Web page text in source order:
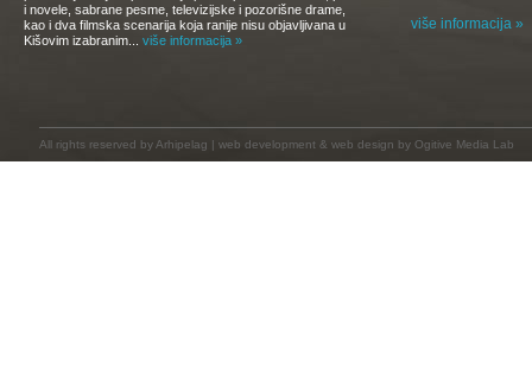
i novele, sabrane pesme, televizijske i pozorišne drame,
kao i dva filmska scenarija koja ranije nisu objavljivana u
Kišovim izabranim... više informacija »
više informacija »
All rights reserved by Arhipelag | web development & web design by Ogitive Media Lab